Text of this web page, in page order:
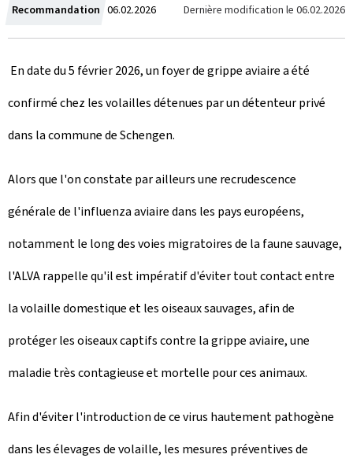
Recommandation C
r
é
e
l
06.02.2026 Dernière modification le 06.02.2026
En date du 5 février 2026, un foyer de grippe aviaire a été
confirmé chez les volailles détenues par un détenteur privé
dans la commune de Schengen.
Alors que l'on constate par ailleurs une recrudescence
générale de l'influenza aviaire dans les pays européens,
notamment le long des voies migratoires de la faune sauvage,
l'ALVA rappelle qu'il est impératif d'éviter tout contact entre
la volaille domestique et les oiseaux sauvages, afin de
protéger les oiseaux captifs contre la grippe aviaire, une
maladie très contagieuse et mortelle pour ces animaux.
Afin d'éviter l'introduction de ce virus hautement pathogène
dans les élevages de volaille, les mesures préventives de